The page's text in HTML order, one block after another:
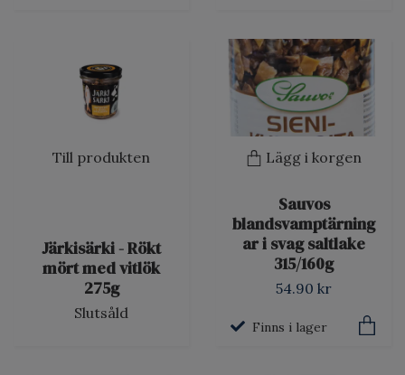
Till produkten
Järkisärki - Rökt
mört med vitlök
275g
Slutsåld
Lägg i korgen
Sauvos
blandsvamptärning
ar i svag saltlake
315/160g
54.90 kr
Finns i lager